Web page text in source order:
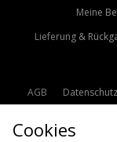
Meine
Lieferung &
AGB
Cookies